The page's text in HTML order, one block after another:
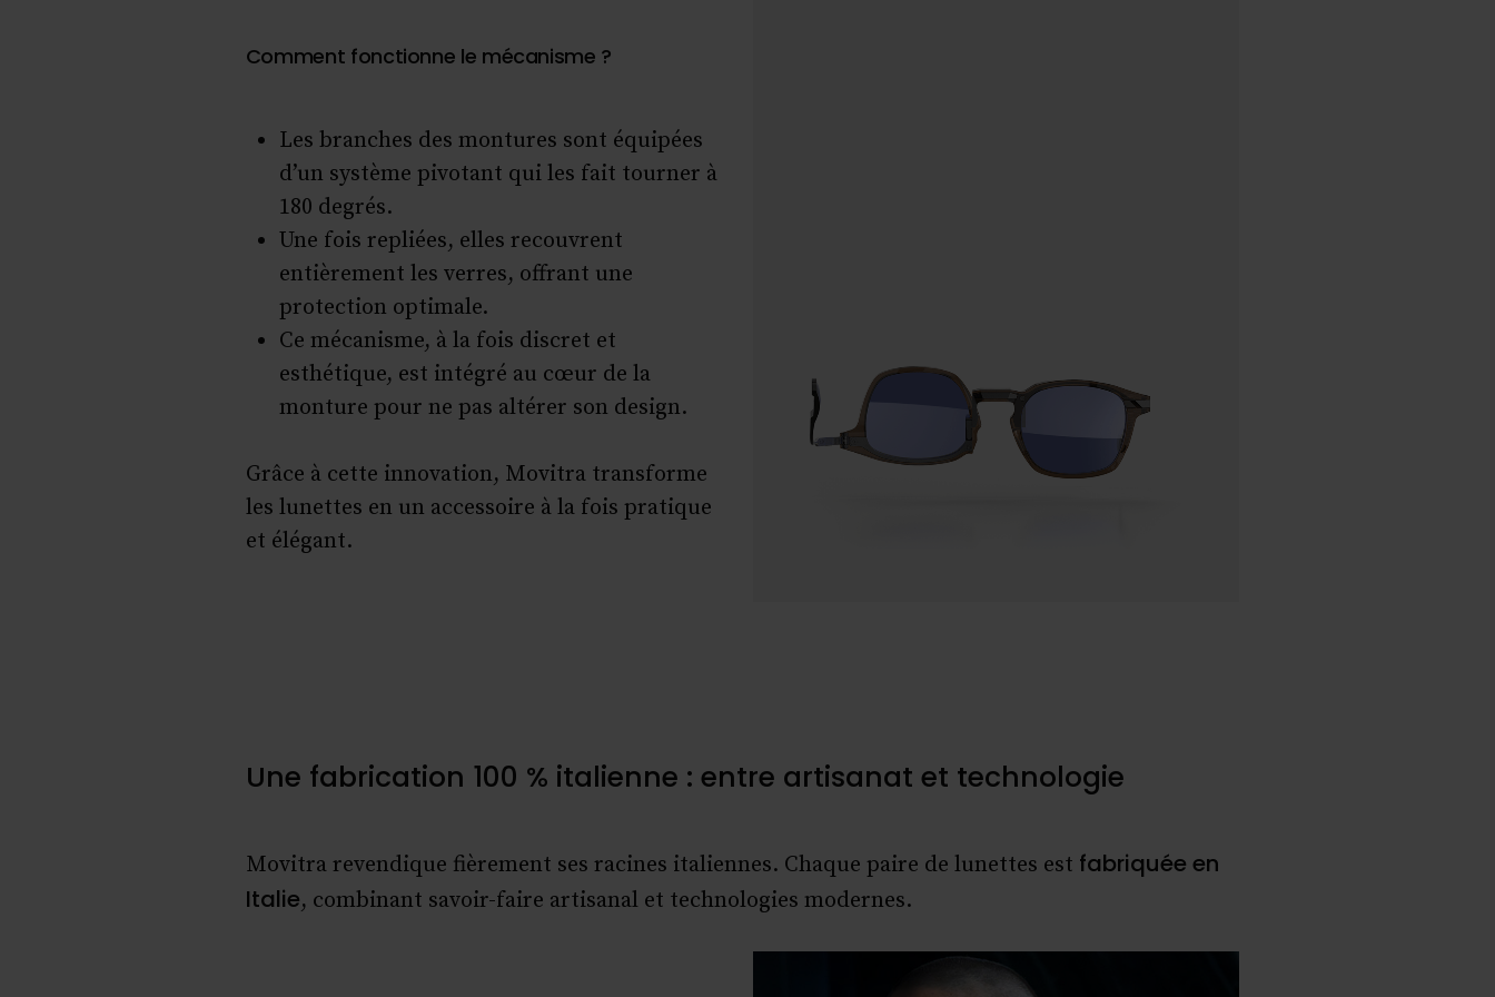
Comment fonctionne le mécanisme ?
Les branches des montures sont équipées
d’un système pivotant qui les fait tourner à
180 degrés.
Une fois repliées, elles recouvrent
entièrement les verres, offrant une
protection optimale.
Ce mécanisme, à la fois discret et
esthétique, est intégré au cœur de la
monture pour ne pas altérer son design.
Grâce à cette innovation, Movitra transforme
les lunettes en un accessoire à la fois pratique
et élégant.
Une fabrication 100 % italienne : entre artisanat et technologie
Movitra revendique fièrement ses racines italiennes. Chaque paire de lunettes est fabriquée en
Italie, combinant savoir-faire artisanal et technologies modernes.